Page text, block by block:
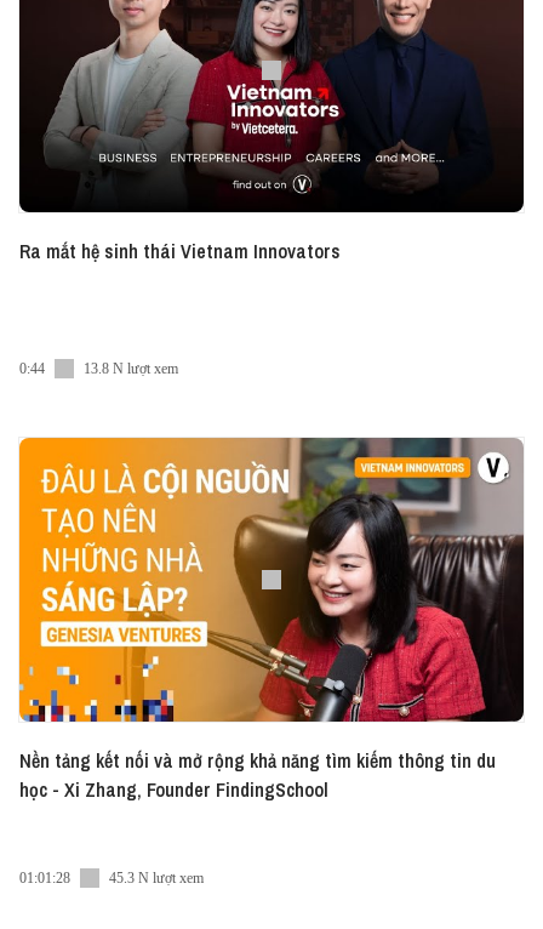
#Vietcetera
Ra mắt hệ sinh thái Vietnam Innovators
0:44 13.8 N lượt xem
Nền tảng kết nối và mở rộng khả năng tìm kiếm thông tin du
học - Xi Zhang, Founder FindingSchool
01:01:28 45.3 N lượt xem